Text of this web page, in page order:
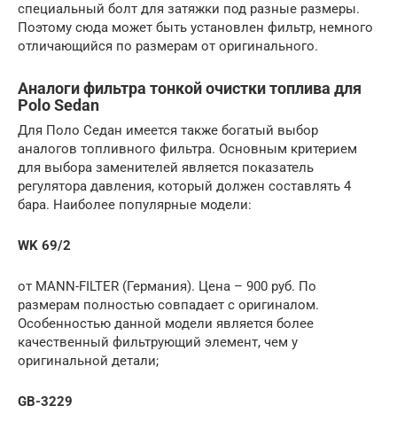
специальный болт для затяжки под разные размеры.
Поэтому сюда может быть установлен фильтр, немного
отличающийся по размерам от оригинального.
Аналоги фильтра тонкой очистки топлива для
Polo Sedan
Для Поло Седан имеется также богатый выбор
аналогов топливного фильтра. Основным критерием
для выбора заменителей является показатель
регулятора давления, который должен составлять 4
бара. Наиболее популярные модели:
WK 69/2
от MANN-FILTER (Германия). Цена – 900 руб. По
размерам полностью совпадает с оригиналом.
Особенностью данной модели является более
качественный фильтрующий элемент, чем у
оригинальной детали;
GB-3229